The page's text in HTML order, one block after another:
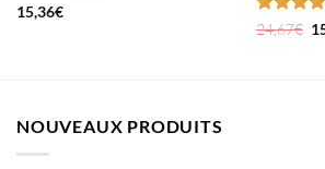
Note5
15,36€
Note5
24,67€ Le
NOUVEAUX PRODUITS